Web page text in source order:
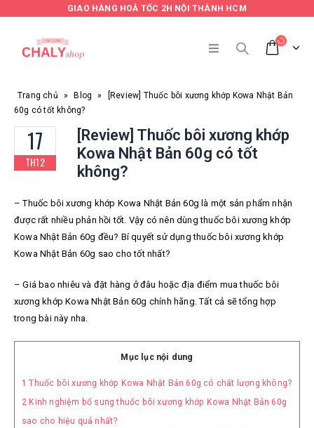
GIAO HÀNG HOẢ TỐC 2H NỘI THÀNH HCM
Trang chủ » Blog »
[Review] Thuốc bôi xương khớp Kowa Nhật Bản
60g có tốt không?
17
TH12
[Review] Thuốc bôi xương khớp
Kowa Nhật Bản 60g có tốt
không?
– Thuốc bôi xương khớp Kowa Nhật Bản 60g là một sản phẩm nhận
được rất nhiều phản hồi tốt. Vậy có nên dùng thuốc bôi xương khớp
Kowa Nhật Bản 60g đều? Bí quyết sử dụng thuốc bôi xương khớp
Kowa Nhật Bản 60g sao cho tốt nhất?
– Giá bao nhiêu và đặt hàng ở đâu hoặc địa điểm mua thuốc bôi
xương khớp Kowa Nhật Bản 60g chính hãng. Tất cả sẽ tổng hợp
trong bài này nha.
Mục lục nội dung
1 Thuốc bôi xương khớp Kowa Nhật Bản 60g có chất lượng không?
2 Kinh nghiệm bổ sung thuốc bôi xương khớp Kowa Nhật Bản 60g
sao cho hiệu quả nhất?